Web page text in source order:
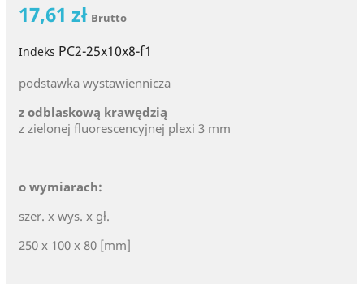
17,61 zł Brutto
Indeks PC2-25x10x8-f1
podstawka wystawiennicza
z odblaskową krawędzią
z zielonej fluorescencyjnej plexi 3 mm
o wymiarach:
szer. x wys. x gł.
250 x 100 x 80 [mm]